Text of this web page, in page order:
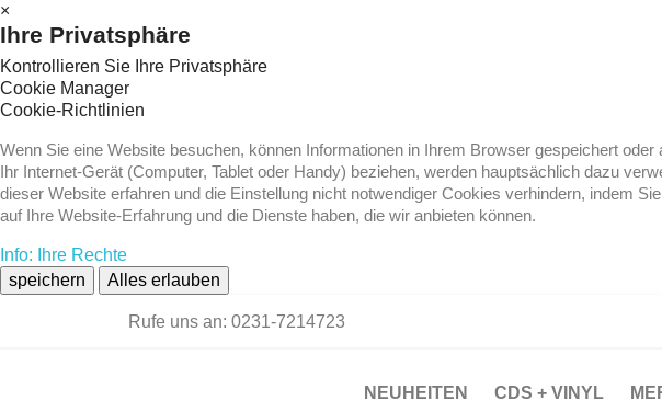
×
Ihre Privatsphäre
Kontrollieren Sie Ihre Privatsphäre
Cookie Manager
Cookie-Richtlinien
Wenn Sie eine Website besuchen, können Informationen in Ihrem Browser gespeichert
Ihr Internet-Gerät (Computer, Tablet oder Handy) beziehen, werden hauptsächlich dazu
dieser Website erfahren und die Einstellung nicht notwendiger Cookies verhindern, indem
auf Ihre Website-Erfahrung und die Dienste haben, die wir anbieten können.
Info: Ihre Rechte
speichern
Alles erlauben
Rufe uns an: 0231-7214723
NEUHEITEN CDS + VINYL